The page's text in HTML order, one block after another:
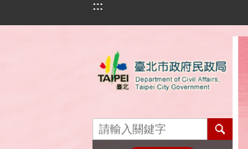
跳到主要內容區塊
:::